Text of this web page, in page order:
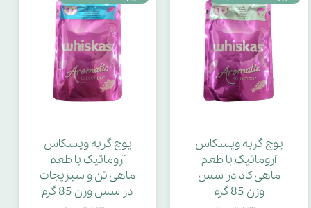
پوچ گربه ویسکاس
آروماتیک با طعم
ماهی کاد در سس
وزن 85 گرم
پوچ گربه ویسکاس
آروماتیک با طعم
ماهی تن و سبزیجات
در سس وزن 85 گرم